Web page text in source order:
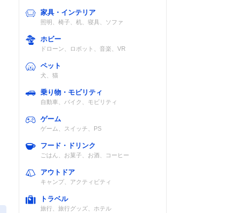
家具・インテリア
照明、椅子、机、寝具、ソファ
ホビー
ドローン、ロボット、音楽、VR
ペット
犬、猫
乗り物・モビリティ
自動車、バイク、モビリティ
ゲーム
ゲーム、スイッチ、PS
フード・ドリンク
ごはん、お菓子、お酒、コーヒー
アウトドア
キャンプ、アクティビティ
トラベル
旅行、旅行グッズ、ホテル